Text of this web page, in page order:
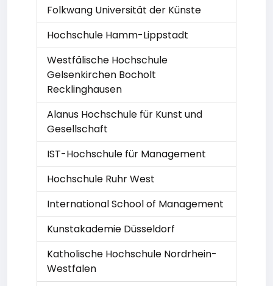
Folkwang Universität der Künste
Hochschule Hamm-Lippstadt
Westfälische Hochschule
Gelsenkirchen Bocholt
Recklinghausen
Alanus Hochschule für Kunst und
Gesellschaft
IST-Hochschule für Management
Hochschule Ruhr West
International School of Management
Kunstakademie Düsseldorf
Katholische Hochschule Nordrhein-
Westfalen